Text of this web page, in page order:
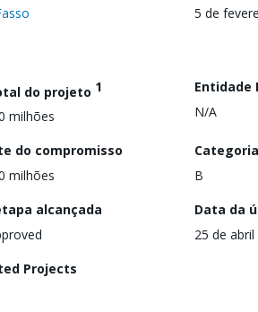
5 de
do projeto 1
milhões
Entidade
N/A
do compromisso
milhões
B
alcançada
Data da
25 de
Projects